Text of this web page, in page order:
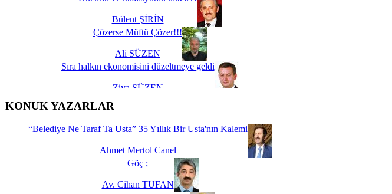
Bülent ŞİRİN
Çözerse Müftü Çözer!!!
Ali SÜZEN
Sıra halkın ekonomisini düzeltmeye geldi
Ziya SÜZEN
İşte Biz buyuz...
KONUK YAZARLAR
“Belediye Ne Taraf Ta Usta” 35 Yıllık Bir Usta'nın Kalemi
Ahmet Mertol Canel
Göç ;
Av. Cihan TUFAN